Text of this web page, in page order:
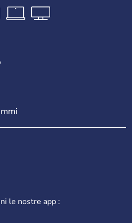
le nostre app :